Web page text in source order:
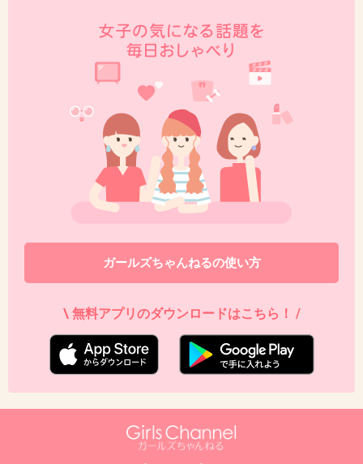
ガールズちゃんねるの使い方
\ 無料アプリのダウンロードはこちら！ /